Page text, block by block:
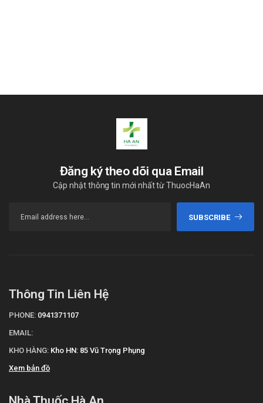
Đăng ký theo dõi qua Email
Cập nhật thông tin mới nhất từ ThuocHaAn
SUBSCRIBE
Thông Tin Liên Hệ
PHONE: 0941371107
EMAIL:
KHO HÀNG: Kho HN: 85 Vũ Trọng Phụng
Xem bản đồ